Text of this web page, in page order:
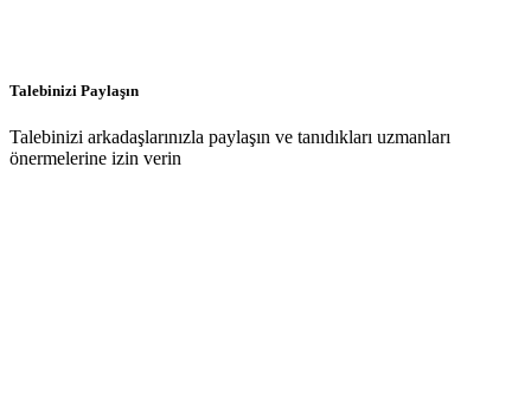
Talebinizi Paylaşın
Talebinizi arkadaşlarınızla paylaşın ve tanıdıkları uzmanları
önermelerine izin verin